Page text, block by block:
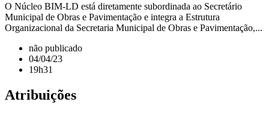
O Núcleo BIM-LD está diretamente subordinada ao Secretário
Municipal de Obras e Pavimentação e integra a Estrutura
Organizacional da Secretaria Municipal de Obras e Pavimentação,...
não publicado
04/04/23
19h31
Atribuições